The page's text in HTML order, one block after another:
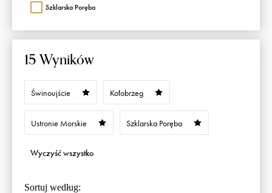
Szklarska Poręba
15 Wyników
Świnoujście Kołobrzeg
Ustronie Morskie Szklarska Poręba
Wyczyść wszystko
Sortuj według: